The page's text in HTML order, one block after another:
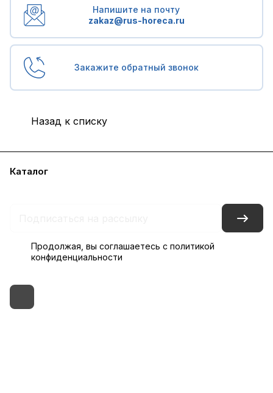
Напишите на почту
zakaz@rus-horeca.ru
Закажите обратный звонок
Назад к списку
Каталог
Продолжая, вы соглашаетесь с политикой
конфиденциальности